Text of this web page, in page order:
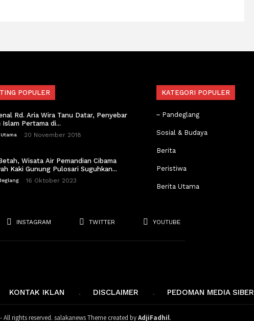
POPULER
Rd. Aria Wira Tanu Datar, Penyebar
Islam Pertama di...
20 November 2018
Wisata Air Pemandian Cibama
Kaki Gunung Pulosari Suguhkan...
16 Oktober 2023
KATEGORI POPULER
~ Pandeglang
Sosial & Budaya
Berita
Peristiwa
Berita Utama
INSTAGRAM TWITTER YOUTUBE
KONTAK IKLAN DISCLAIMER PEDOMAN MEDIA SIBER
All rights reserved. salakanews Theme created byAdjiFadhil.